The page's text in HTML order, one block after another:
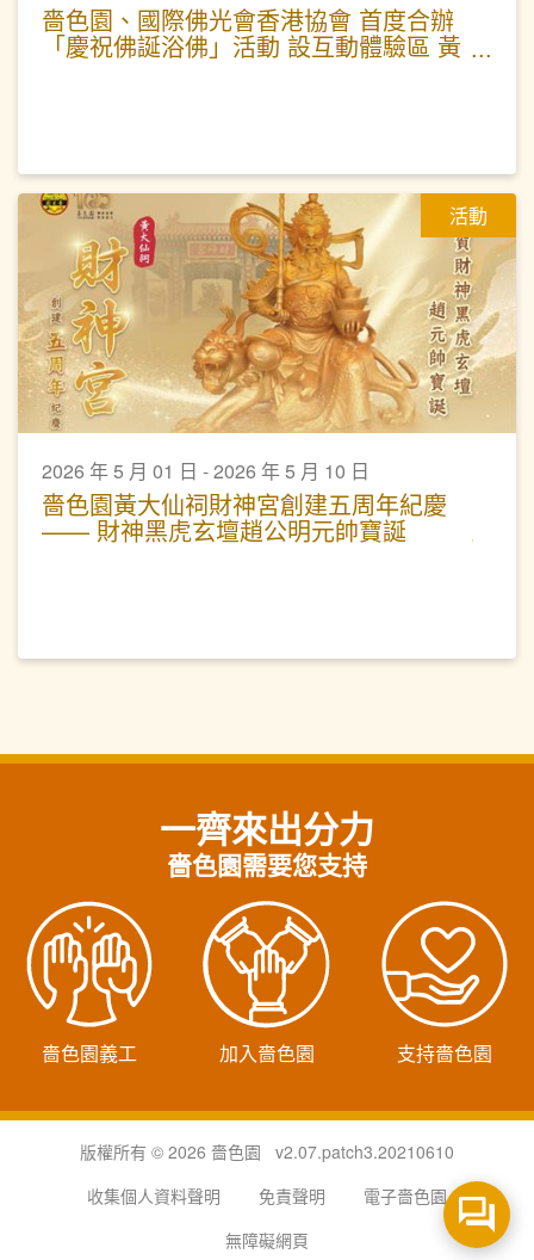
嗇色園、國際佛光會香港協會 首度合辦
「慶祝佛誕浴佛」活動 設互動體驗區 黃
活動
2026 年 5 月 01 日 - 2026 年 5 月 10 日
嗇色園黃大仙祠財神宮創建五周年紀慶
—— 財神黑虎玄壇趙公明元帥寶誕
一齊來出分力
嗇色園需要您支持
嗇色園義工 加入嗇色園 支持嗇色園
版權所有 © 2026 嗇色園 v2.07.patch3.20210610
收集個人資料聲明
免責聲明
電子嗇色園
無障礙網頁